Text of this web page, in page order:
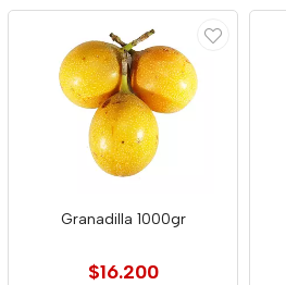
Granadilla 1000gr
$16.200